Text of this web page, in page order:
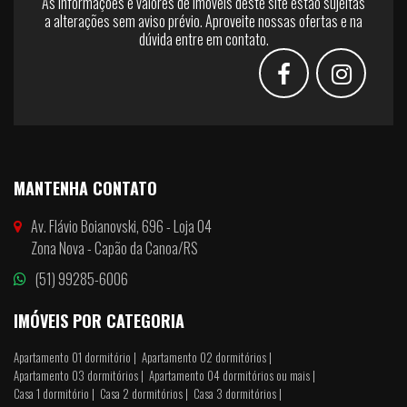
a alterações sem aviso prévio. Aproveite nossas ofertas e na
dúvida entre em contato.
MANTENHA CONTATO
Av. Flávio Boianovski, 696 - Loja 04
Zona Nova - Capão da Canoa/RS
(51) 99285-6006
IMÓVEIS POR CATEGORIA
Apartamento 01 dormitório | Apartamento 02 dormitórios |
Apartamento 03 dormitórios | Apartamento 04 dormitórios ou mais |
Casa 1 dormitório | Casa 2 dormitórios | Casa 3 dormitórios |